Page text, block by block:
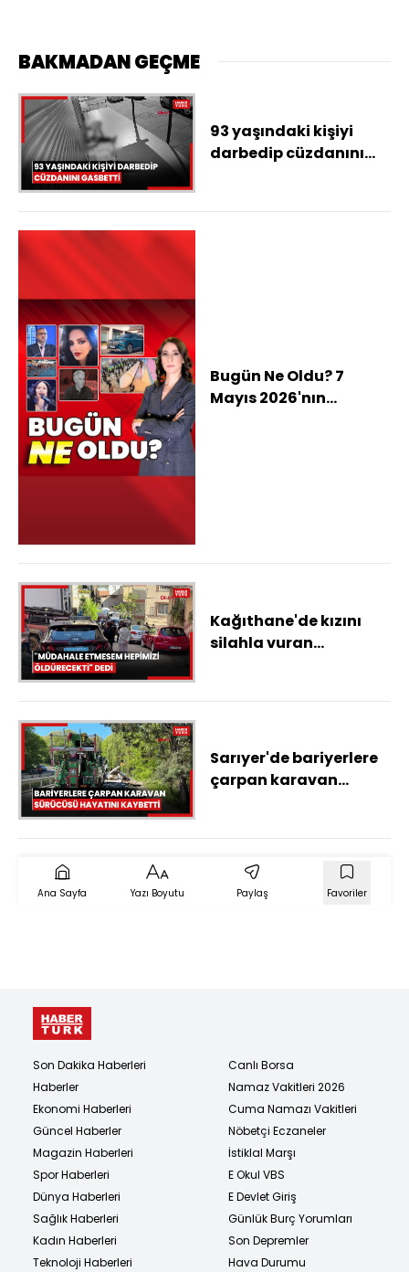
BAKMADAN GEÇME
93 yaşındaki kişiyi
darbedip cüzdanını
Bugün Ne Oldu? 7
Mayıs 2026'nın
Kağıthane'de kızını
silahla vuran
etmesem hepimizi
Sarıyer'de bariyerlere
çarpan karavan
Ana Sayfa Yazı Boyutu Paylaş Favoriler
Son Dakika Haberleri
Haberler
Ekonomi Haberleri
Güncel Haberler
Magazin Haberleri
Spor Haberleri
Dünya Haberleri
Sağlık Haberleri
Kadın Haberleri
Teknoloji Haberleri
Canlı Borsa
Namaz Vakitleri 2026
Cuma Namazı Vakitleri
Nöbetçi Eczaneler
İstiklal Marşı
E Okul VBS
E Devlet Giriş
Günlük Burç Yorumları
Son Depremler
Hava Durumu